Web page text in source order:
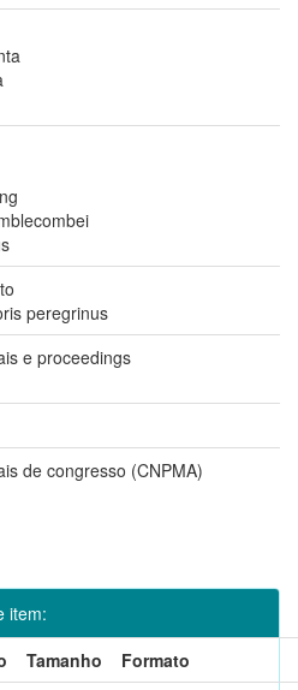
peregrinus
e proceedings
de congresso (CNPMA)
item:
Tamanho
Formato